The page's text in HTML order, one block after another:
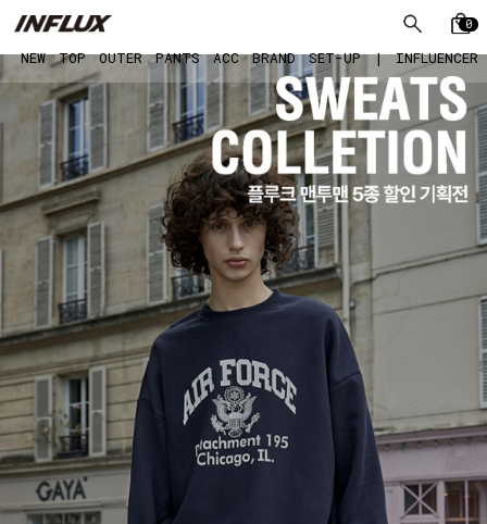
0
NEW TOP OUTER PANTS ACC BRAND SET-UP | INFLUENCER